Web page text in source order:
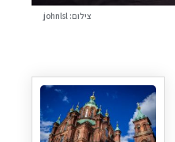
צילום: johnlsl